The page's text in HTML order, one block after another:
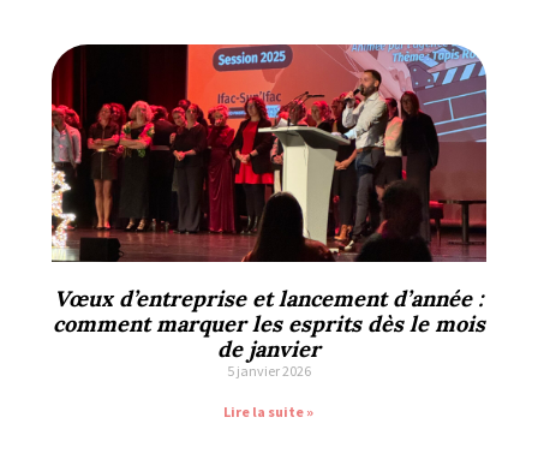
Vœux d’entreprise et lancement d’année :
comment marquer les esprits dès le mois
de janvier
5 janvier 2026
Lire la suite »